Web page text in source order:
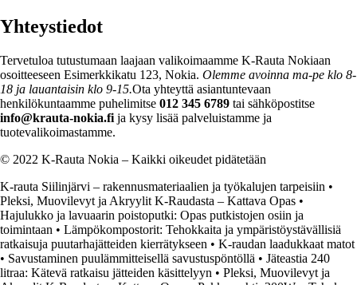
Yhteystiedot
Tervetuloa tutustumaan laajaan valikoimaamme K-Rauta Nokiaan
osoitteeseen Esimerkkikatu 123, Nokia. Olemme avoinna ma-pe klo 8-
18 ja lauantaisin klo 9-15.Ota yhteyttä asiantuntevaan
henkilökuntaamme puhelimitse 012 345 6789 tai sähköpostitse
info@krauta-nokia.fi ja kysy lisää palveluistamme ja
tuotevalikoimastamme.
© 2022 K-Rauta Nokia – Kaikki oikeudet pidätetään
K-rauta Siilinjärvi – rakennusmateriaalien ja työkalujen tarpeisiin •
Pleksi, Muovilevyt ja Akryylit K-Raudasta – Kattava Opas •
Hajulukko ja lavuaarin poistoputki: Opas putkistojen osiin ja
toimintaan • Lämpökompostorit: Tehokkaita ja ympäristöystävällisiä
ratkaisuja puutarhajätteiden kierrätykseen • K-raudan laadukkaat matot
• Savustaminen puulämmitteisellä savustuspöntöllä • Jäteastia 240
litraa: Kätevä ratkaisu jätteiden käsittelyyn • Pleksi, Muovilevyt ja